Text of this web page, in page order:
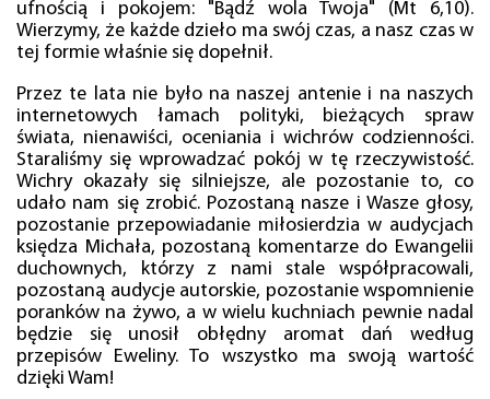
ufnością i pokojem: "Bądź wola Twoja" (Mt 6,10).
Wierzymy, że każde dzieło ma swój czas, a nasz czas w
tej formie właśnie się dopełnił.
Przez te lata nie było na naszej antenie i na naszych
internetowych łamach polityki, bieżących spraw
świata, nienawiści, oceniania i wichrów codzienności.
Staraliśmy się wprowadzać pokój w tę rzeczywistość.
Wichry okazały się silniejsze, ale pozostanie to, co
udało nam się zrobić. Pozostaną nasze i Wasze głosy,
pozostanie przepowiadanie miłosierdzia w audycjach
księdza Michała, pozostaną komentarze do Ewangelii
duchownych, którzy z nami stale współpracowali,
pozostaną audycje autorskie, pozostanie wspomnienie
poranków na żywo, a w wielu kuchniach pewnie nadal
będzie się unosił obłędny aromat dań według
przepisów Eweliny. To wszystko ma swoją wartość
dzięki Wam!